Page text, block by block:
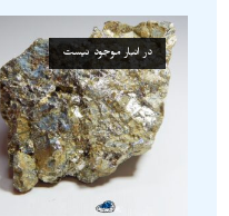
در انبار موجود نیست